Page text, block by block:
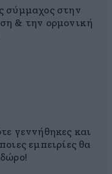
σύμμαχος στην
& την ορμονική
γεννήθηκες και
εμπειρίες θα